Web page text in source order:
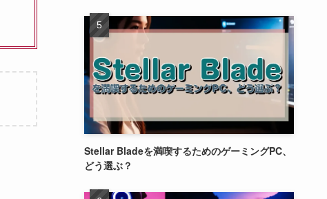
Stellar Bladeを満喫するためのゲーミングPC、
どう選ぶ？